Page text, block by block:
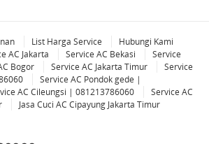
List Harga Service
Hubungi Kami
AC Jakarta Service AC Bekasi
Service
Bogor Service AC Jakarta Timur
Service
Service AC Pondok gede |
AC Cileungsi | 081213786060
Service AC
Jasa Cuci AC Cipayung Jakarta Timur